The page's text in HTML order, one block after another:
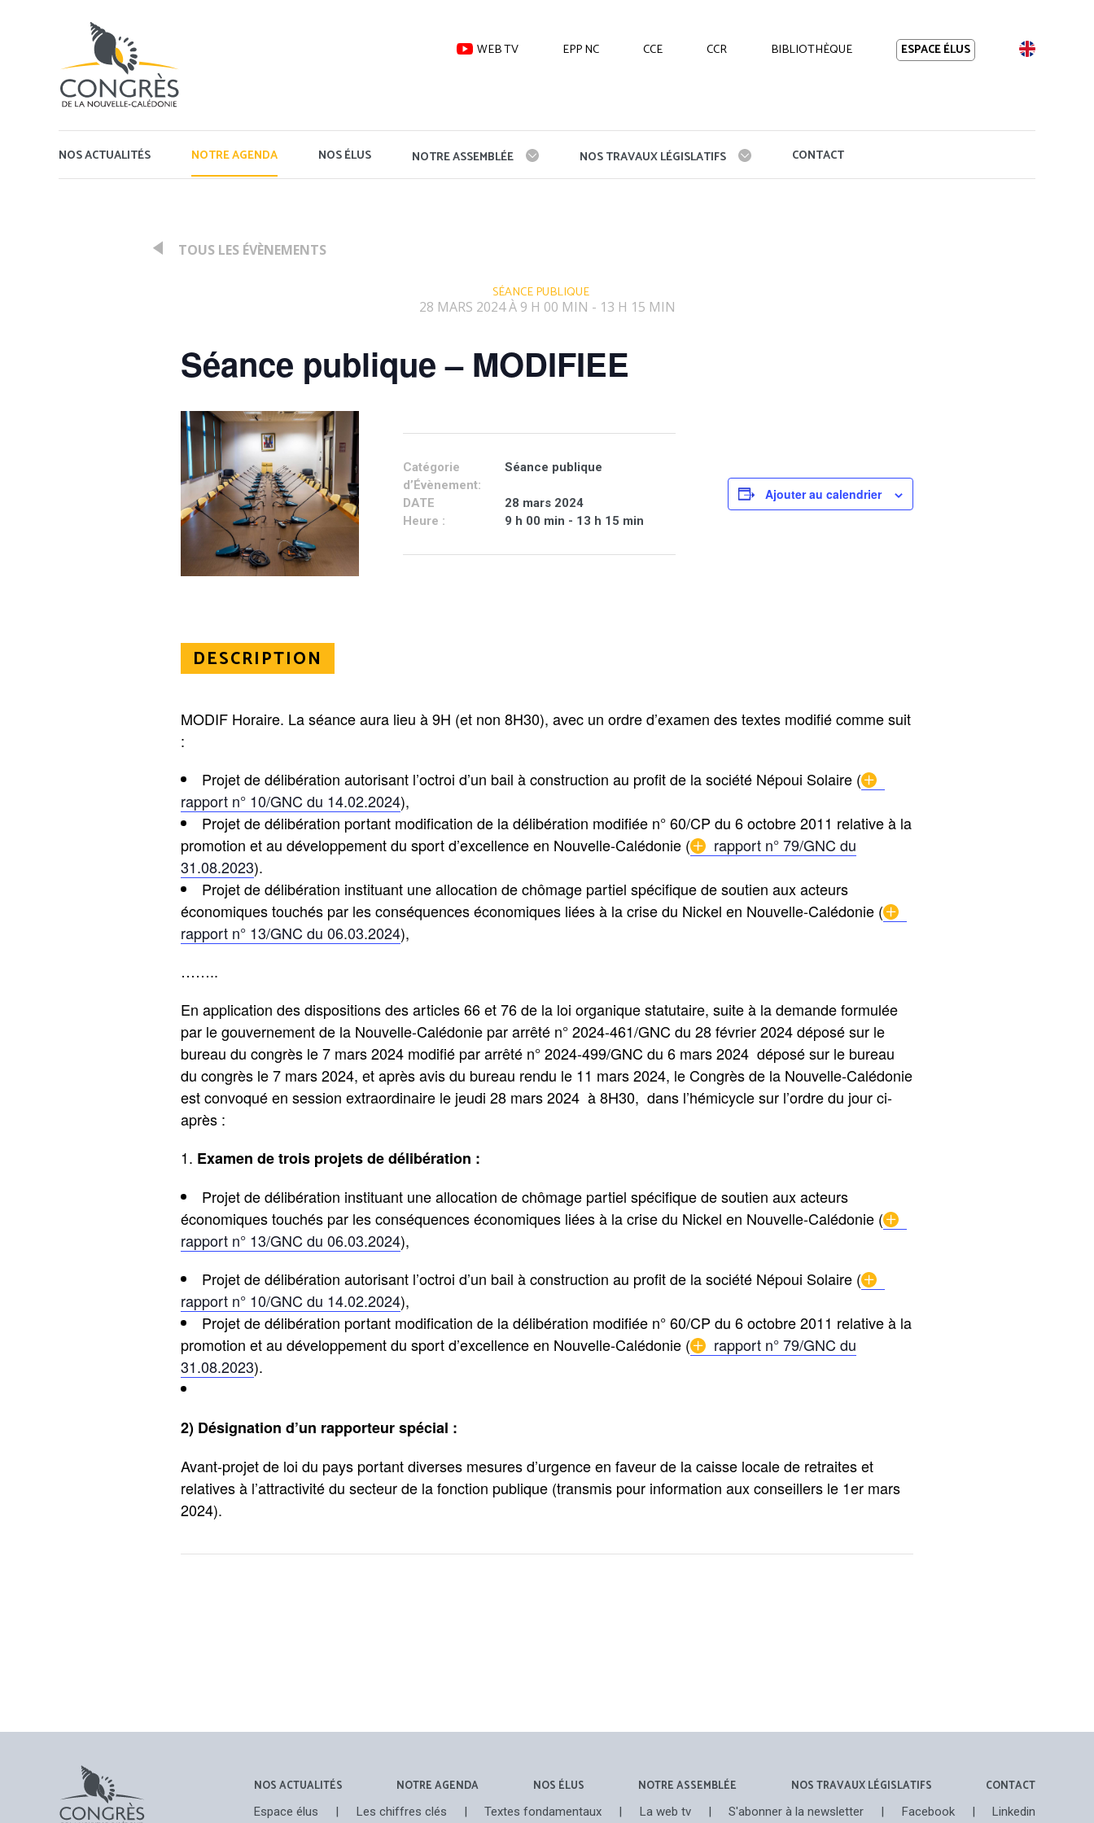
WEB TV EPP NC CCE CCR BIBLIOTHÈQUE ESPACE ÉLUS EN
NOS ACTUALITÉS NOTRE AGENDA NOS ÉLUS NOTRE ASSEMBLÉE NOS TRAVAUX LÉGISLATIFS CONTACT
TOUS LES ÉVÈNEMENTS
SÉANCE PUBLIQUE
28 MARS 2024 À 9 H 00 MIN - 13 H 15 MIN
Séance publique – MODIFIEE
Catégorie
d’Évènement:
Séance publique
DATE
28 mars 2024
Heure :
9 h 00 min - 13 h 15 min
Ajouter au calendrier
DESCRIPTION
MODIF Horaire. La séance aura lieu à 9H (et non 8H30), avec un ordre d’examen des textes modifié comme suit
:
Projet de délibération autorisant l’octroi d’un bail à construction au profit de la société Népoui Solaire (
rapport n° 10/GNC du 14.02.2024),
Projet de délibération portant modification de la délibération modifiée n° 60/CP du 6 octobre 2011 relative à la
promotion et au développement du sport d’excellence en Nouvelle-Calédonie (
rapport n° 79/GNC du
31.08.2023).
Projet de délibération instituant une allocation de chômage partiel spécifique de soutien aux acteurs
économiques touchés par les conséquences économiques liées à la crise du Nickel en Nouvelle-Calédonie (
rapport n° 13/GNC du 06.03.2024),
……..
En application des dispositions des articles 66 et 76 de la loi organique statutaire, suite à la demande formulée
par le gouvernement de la Nouvelle-Calédonie par arrêté n° 2024-461/GNC du 28 février 2024 déposé sur le
bureau du congrès le 7 mars 2024 modifié par arrêté n° 2024-499/GNC du 6 mars 2024 déposé sur le bureau
du congrès le 7 mars 2024, et après avis du bureau rendu le 11 mars 2024, le Congrès de la Nouvelle-Calédonie
est convoqué en session extraordinaire le jeudi 28 mars 2024 à 8H30, dans l’hémicycle sur l’ordre du jour ci-
après :
Examen de trois projets de délibération :
Projet de délibération instituant une allocation de chômage partiel spécifique de soutien aux acteurs
économiques touchés par les conséquences économiques liées à la crise du Nickel en Nouvelle-Calédonie (
rapport n° 13/GNC du 06.03.2024),
Projet de délibération autorisant l’octroi d’un bail à construction au profit de la société Népoui Solaire (
rapport n° 10/GNC du 14.02.2024),
Projet de délibération portant modification de la délibération modifiée n° 60/CP du 6 octobre 2011 relative à la
promotion et au développement du sport d’excellence en Nouvelle-Calédonie (
rapport n° 79/GNC du
31.08.2023).
2) Désignation d’un rapporteur spécial :
Avant-projet de loi du pays portant diverses mesures d’urgence en faveur de la caisse locale de retraites et
relatives à l’attractivité du secteur de la fonction publique (transmis pour information aux conseillers le 1er mars
2024).
NOS ACTUALITÉS NOTRE AGENDA NOS ÉLUS NOTRE ASSEMBLÉE NOS TRAVAUX LÉGISLATIFS CONTACT
Espace élus | Les chiffres clés | Textes fondamentaux | La web tv | S'abonner à la newsletter | Facebook | Linkedin